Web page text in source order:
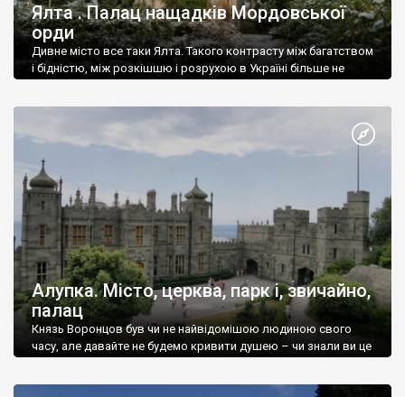
Ялта . Палац нащадків Мордовської
орди
Дивне місто все таки Ялта. Такого контрасту між багатством
і бідністю, між розкішшю і розрухою в Україні більше не
Алупка. Місто, церква, парк і, звичайно,
палац
Князь Воронцов був чи не найвідомішою людиною свого
часу, але давайте не будемо кривити душею – чи знали ви це